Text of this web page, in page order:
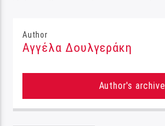
Author
Αγγέλα Δουλγεράκη
Author's archive